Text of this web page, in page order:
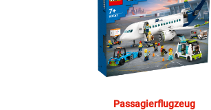
Passagierflugzeug